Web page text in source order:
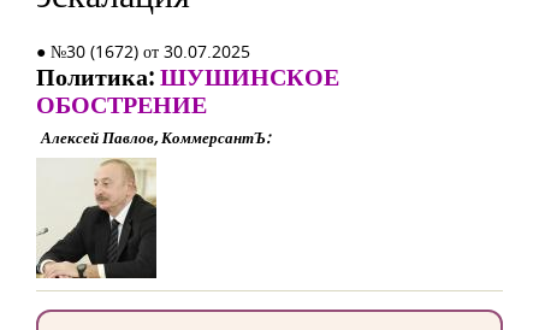
● №30 (1672) от 30.07.2025
Политика:ШУШИНСКОЕ
ОБОСТРЕНИЕ
Алексей Павлов, КоммерсантЪ: